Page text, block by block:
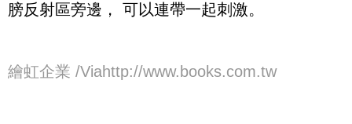
膀反射區旁邊， 可以連帶一起刺激。
繪虹企業 /Viahttp://www.books.com.tw